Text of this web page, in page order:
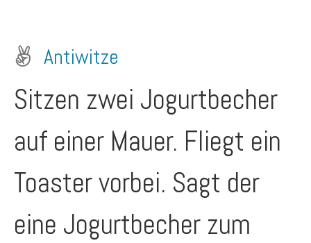
Antiwitze
Sitzen zwei Jogurtbecher
auf einer Mauer. Fliegt ein
Toaster vorbei. Sagt der
eine Jogurtbecher zum